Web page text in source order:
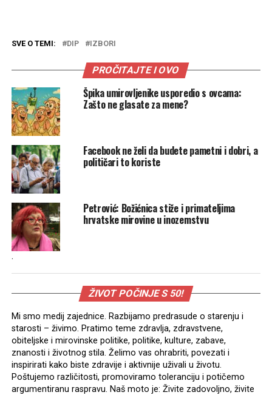
SVE O TEMI: DIP IZBORI
PROČITAJTE I OVO
Špika umirovljenike usporedio s ovcama:
Zašto ne glasate za mene?
Facebook ne želi da budete pametni i dobri, a
političari to koriste
Petrović: Božićnica stiže i primateljima
hrvatske mirovine u inozemstvu
.
ŽIVOT POČINJE S 50!
Mi smo medij zajednice. Razbijamo predrasude o starenju i
starosti – živimo. Pratimo teme zdravlja, zdravstvene,
obiteljske i mirovinske politike, politike, kulture, zabave,
znanosti i životnog stila. Želimo vas ohrabriti, povezati i
inspirirati kako biste zdravije i aktivnije uživali u životu.
Poštujemo različitosti, promoviramo toleranciju i potičemo
argumentiranu raspravu. Naš moto je: Živite zadovoljno, živite